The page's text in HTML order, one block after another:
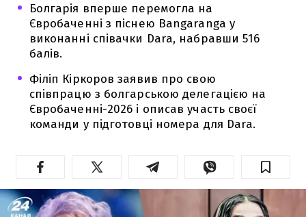
Болгарія вперше перемогла на
Євробаченні з піснею Bangaranga у
виконанні співачки Dara, набравши 516
балів.
Філіп Кіркоров заявив про свою
співпрацю з болгарською делегацією на
Євробаченні-2026 і описав участь своєї
команди у підготовці номера для Dara.